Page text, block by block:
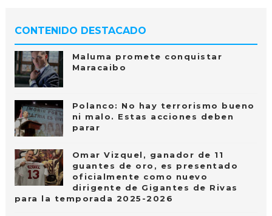
CONTENIDO DESTACADO
Maluma promete conquistar
Maracaibo
Polanco: No hay terrorismo bueno
ni malo. Estas acciones deben
parar
Omar Vizquel, ganador de 11
guantes de oro, es presentado
oficialmente como nuevo
dirigente de Gigantes de Rivas
para la temporada 2025-2026